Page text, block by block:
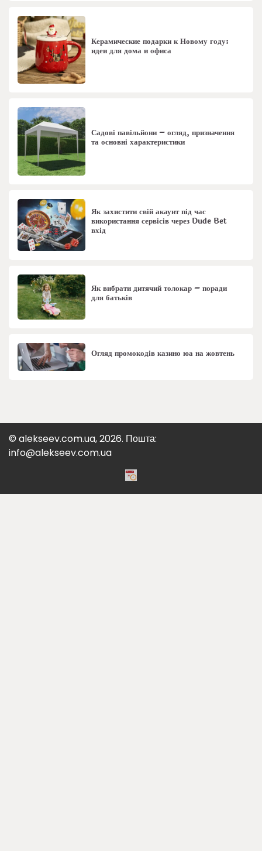
Керамические подарки к Новому году:
идеи для дома и офиса
Садові павільйони – огляд, призначення
та основні характеристики
Як захистити свій акаунт під час
використання сервісів через Dude Bet
вхід
Як вибрати дитячий толокар – поради
для батьків
Огляд промокодів казино юа на жовтень
© alekseev.com.ua, 2026. Пошта:
info@alekseev.com.ua